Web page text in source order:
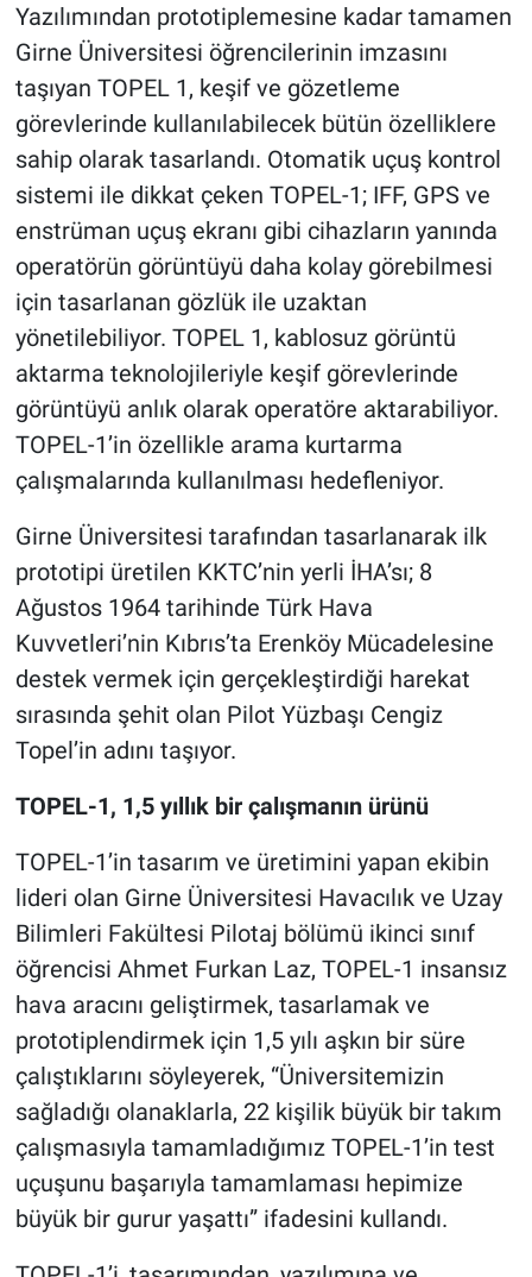
Yazılımından prototiplemesine kadar tamamen
Girne Üniversitesi öğrencilerinin imzasını
taşıyan TOPEL 1, keşif ve gözetleme
görevlerinde kullanılabilecek bütün özelliklere
sahip olarak tasarlandı. Otomatik uçuş kontrol
sistemi ile dikkat çeken TOPEL-1; IFF, GPS ve
enstrüman uçuş ekranı gibi cihazların yanında
operatörün görüntüyü daha kolay görebilmesi
için tasarlanan gözlük ile uzaktan
yönetilebiliyor. TOPEL 1, kablosuz görüntü
aktarma teknolojileriyle keşif görevlerinde
görüntüyü anlık olarak operatöre aktarabiliyor.
TOPEL-1’in özellikle arama kurtarma
çalışmalarında kullanılması hedefleniyor.
Girne Üniversitesi tarafından tasarlanarak ilk
prototipi üretilen KKTC’nin yerli İHA’sı; 8
Ağustos 1964 tarihinde Türk Hava
Kuvvetleri’nin Kıbrıs’ta Erenköy Mücadelesine
destek vermek için gerçekleştirdiği harekat
sırasında şehit olan Pilot Yüzbaşı Cengiz
Topel’in adını taşıyor.
TOPEL-1, 1,5 yıllık bir çalışmanın ürünü
TOPEL-1’in tasarım ve üretimini yapan ekibin
lideri olan Girne Üniversitesi Havacılık ve Uzay
Bilimleri Fakültesi Pilotaj bölümü ikinci sınıf
öğrencisi Ahmet Furkan Laz, TOPEL-1 insansız
hava aracını geliştirmek, tasarlamak ve
prototiplendirmek için 1,5 yılı aşkın bir süre
çalıştıklarını söyleyerek, “Üniversitemizin
sağladığı olanaklarla, 22 kişilik büyük bir takım
çalışmasıyla tamamladığımız TOPEL-1’in test
uçuşunu başarıyla tamamlaması hepimize
büyük bir gurur yaşattı” ifadesini kullandı.